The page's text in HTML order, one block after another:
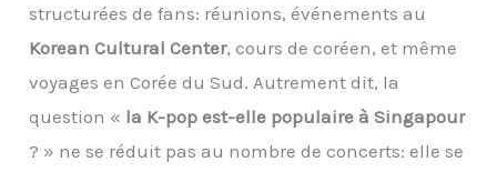
structurées de fans: réunions, événements au
Korean Cultural Center, cours de coréen, et même
voyages en Corée du Sud. Autrement dit, la
question « la K-pop est-elle populaire à Singapour
? » ne se réduit pas au nombre de concerts: elle se